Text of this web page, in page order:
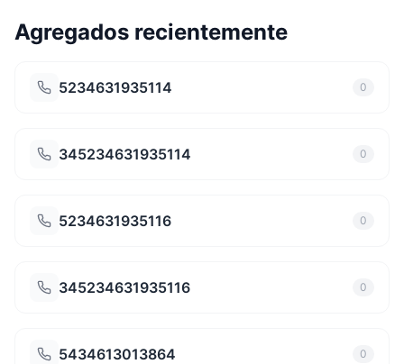
Agregados recientemente
5234631935114 0
345234631935114 0
5234631935116 0
345234631935116 0
5434613013864 0